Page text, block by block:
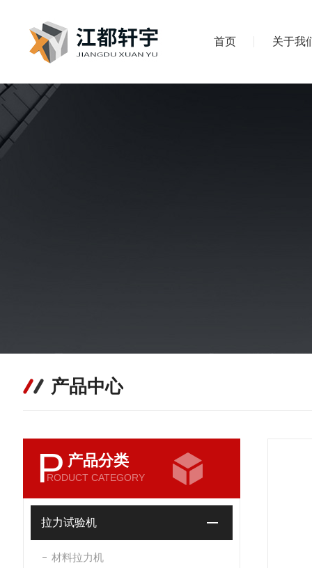
首页 关于我
产品中心
P 产品分类
RODUCT CATEGORY
拉力试验机
材料拉力机